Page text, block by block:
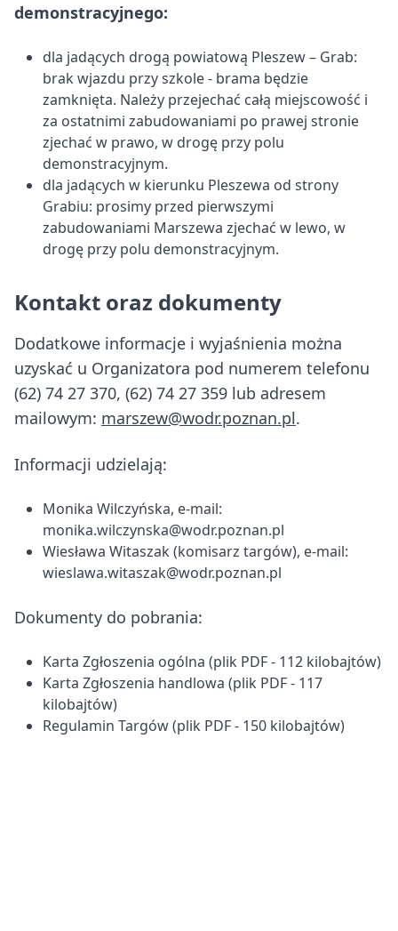
demonstracyjnego:
dla jadących drogą powiatową Pleszew – Grab:
brak wjazdu przy szkole - brama będzie
zamknięta. Należy przejechać całą miejscowość i
za ostatnimi zabudowaniami po prawej stronie
zjechać w prawo, w drogę przy polu
demonstracyjnym.
dla jadących w kierunku Pleszewa od strony
Grabiu: prosimy przed pierwszymi
zabudowaniami Marszewa zjechać w lewo, w
drogę przy polu demonstracyjnym.
Kontakt oraz dokumenty
Dodatkowe informacje i wyjaśnienia można
uzyskać u Organizatora pod numerem telefonu
(62) 74 27 370, (62) 74 27 359 lub adresem
mailowym: marszew@wodr.poznan.pl.
Informacji udzielają:
Monika Wilczyńska, e-mail:
monika.wilczynska@wodr.poznan.pl
Wiesława Witaszak (komisarz targów), e-mail:
wieslawa.witaszak@wodr.poznan.pl
Dokumenty do pobrania:
Karta Zgłoszenia ogólna (plik PDF - 112 kilobajtów)
Karta Zgłoszenia handlowa (plik PDF - 117
kilobajtów)
Regulamin Targów(plik PDF - 150 kilobajtów)